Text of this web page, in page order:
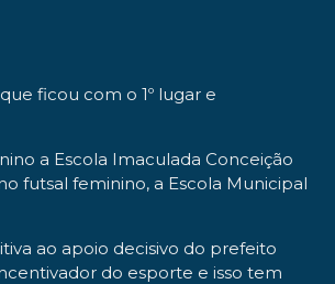
ficou com o 1º lugar e
a Escola Imaculada Conceição
futsal feminino, a Escola Municipal
ao apoio decisivo do prefeito
do esporte e isso tem